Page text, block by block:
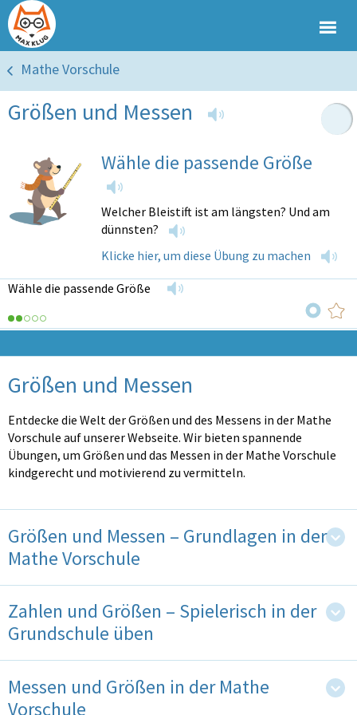
Mathe Vorschule
Größen und Messen
Wähle die passende Größe
Welcher Bleistift ist am längsten? Und am
dünnsten?
Klicke hier, um diese Übung zu machen
Wähle die passende Größe
Größen und Messen
Entdecke die Welt der Größen und des Messens in der Mathe
Vorschule auf unserer Webseite. Wir bieten spannende
Übungen, um Größen und das Messen in der Mathe Vorschule
kindgerecht und motivierend zu vermitteln.
Größen und Messen – Grundlagen in der
Mathe Vorschule
Zahlen und Größen – Spielerisch in der
Grundschule üben
Messen und Größen in der Mathe
Vorschule